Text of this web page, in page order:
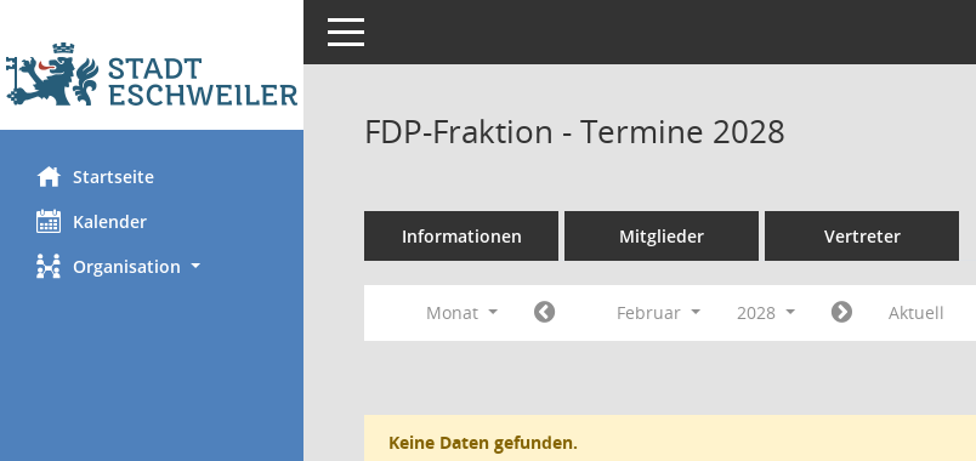
Startseite
Kalender
Organisation
Toggle navigation
FDP-Fraktion - Termine 2028
Informationen Mitglieder Vertreter
Monat Februar 2028 Aktuell
Keine Daten gefunden.